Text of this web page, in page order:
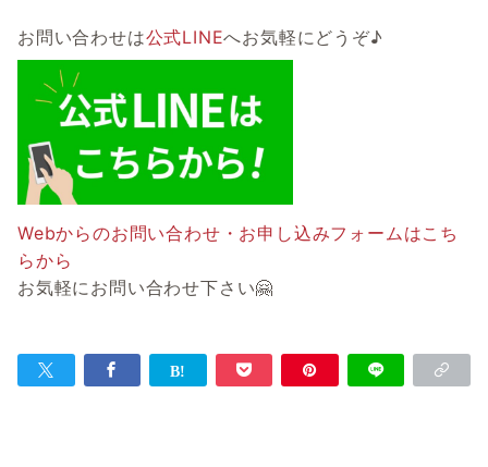
お問い合わせは公式LINEへお気軽にどうぞ♪
Webからのお問い合わせ・お申し込みフォームはこち
らから
お気軽にお問い合わせ下さい🤗